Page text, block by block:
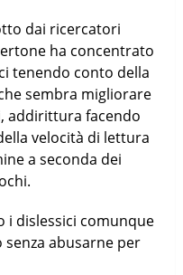
dai ricercatori
ha concentrato
tenendo conto della
sembra migliorare
addirittura facendo
velocità di lettura
a seconda dei
i dislessici comunque
abusarne per